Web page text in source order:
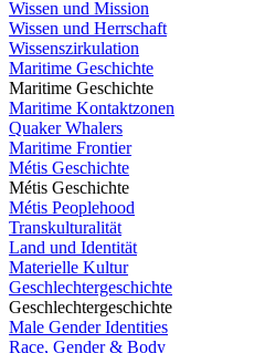
Wissen und Mission
Wissen und Herrschaft
Wissenszirkulation
Maritime Geschichte
Maritime Geschichte
Maritime Kontaktzonen
Quaker Whalers
Maritime Frontier
Métis Geschichte
Métis Geschichte
Métis Peoplehood
Transkulturalität
Land und Identität
Materielle Kultur
Geschlechtergeschichte
Geschlechtergeschichte
Male Gender Identities
Race, Gender & Body